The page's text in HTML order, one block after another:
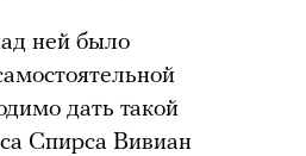
ней было
дать такой
Спирса Вивиан